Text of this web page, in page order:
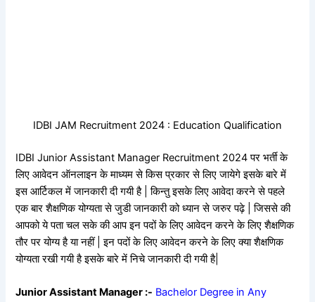
IDBI JAM Recruitment 2024 : Education Qualification
IDBI Junior Assistant Manager Recruitment 2024 पर भर्ती के
लिए आवेदन ऑनलाइन के माध्यम से किस प्रकार से लिए जायेगे इसके बारे में
इस आर्टिकल में जानकारी दी गयी है | किन्तु इसके लिए आवेदा करने से पहले
एक बार शैक्षणिक योग्यता से जुडी जानकारी को ध्यान से जरुर पढ़े | जिससे की
आपको ये पता चल सके की आप इन पदों के लिए आवेदन करने के लिए शैक्षणिक
तौर पर योग्य है या नहीं | इन पदों के लिए आवेदन करने के लिए क्या शैक्षणिक
योग्यता रखी गयी है इसके बारे में निचे जानकारी दी गयी है|
Junior Assistant Manager :- Bachelor Degree in Any